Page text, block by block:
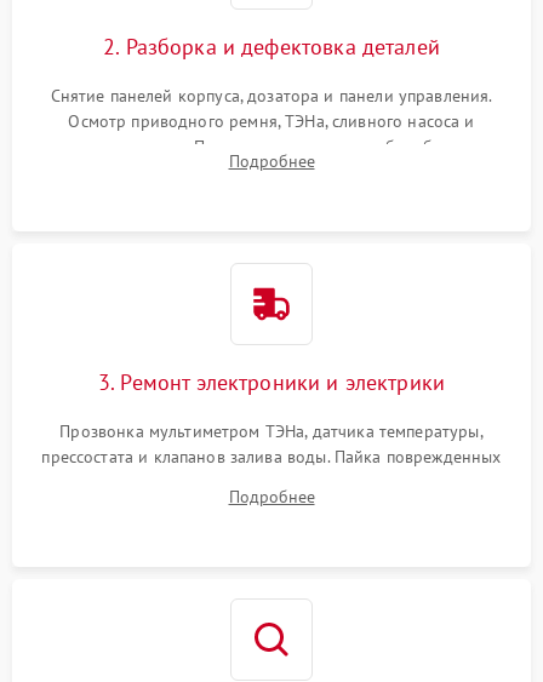
2. Разборка и дефектовка деталей
Снятие панелей корпуса, дозатора и панели управления.
Осмотр приводного ремня, ТЭНа, сливного насоса и
амортизаторов. Проверка подшипников барабана и
крестовины на износ, а манжеты люка на разрывы.
Подробнее
3. Ремонт электроники и электрики
Прозвонка мультиметром ТЭНа, датчика температуры,
прессостата и клапанов залива воды. Пайка поврежденных
Восстановление целостности проводки и контактов.
Подробнее